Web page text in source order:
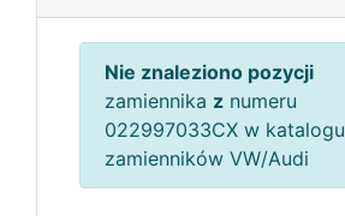
Nie znaleziono pozycji
zamiennika z numeru
022997033CX w katalogu
zamienników VW/Audi